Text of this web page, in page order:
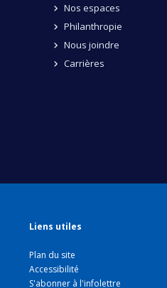
Nos espaces
Philanthropie
Nous joindre
Carrières
Liens utiles
Plan du site
Accessibilité
S'abonner à l'infolettre